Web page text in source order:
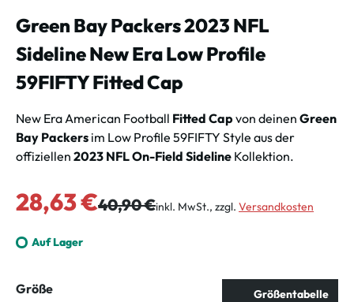
Green Bay Packers 2023 NFL
Sideline New Era Low Profile
59FIFTY Fitted Cap
New Era American Football Fitted Cap von deinen Green
Bay Packers im Low Profile 59FIFTY Style aus der
offiziellen 2023 NFL On-Field Sideline Kollektion.
Verkaufspreis:
28,63 € Regulärer Preis:
40,90 €inkl. MwSt., zzgl. Versandkosten
Auf Lager
Größeauswählen Größentabelle